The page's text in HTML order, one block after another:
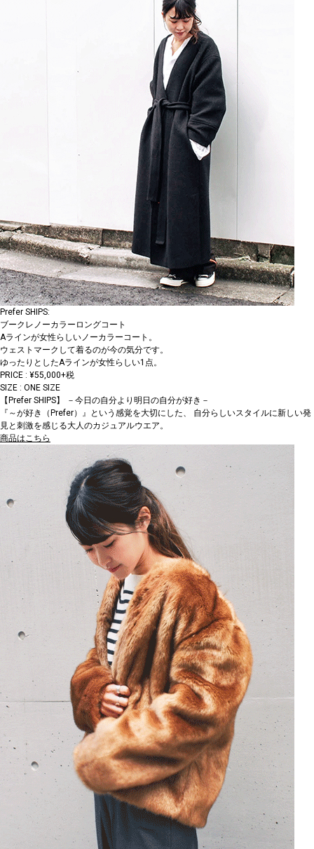
Prefer SHIPS:
ブークレノーカラーロングコート
Aラインが女性らしいノーカラーコート。
ウェストマークして着るのが今の気分です。
ゆったりとしたAラインが女性らしい1点。
PRICE : ¥55,000+税
SIZE : ONE SIZE
【Prefer SHIPS】 －今日の自分より明日の自分が好き－
『～が好き（Prefer）』という感覚を大切にした、 自分らしいスタイルに新しい発
見と刺激を感じる大人のカジュアルウエア。
商品はこちら